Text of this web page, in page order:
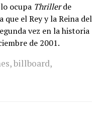
ocupa Thrillerde
que el Rey y la Reina del
vez en la historia
de 2001.
,billboard,